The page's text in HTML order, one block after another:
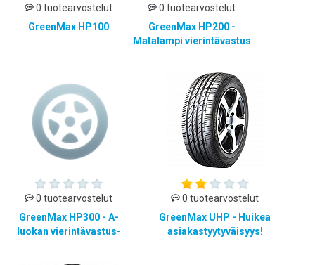
0 tuotearvostelut
GreenMax HP100
0 tuotearvostelut
GreenMax HP200 -
Matalampi vierintävastus
0 tuotearvostelut
GreenMax HP300 - A-
luokan vierintävastus-
0 tuotearvostelut
GreenMax UHP - Huikea
asiakastyytyväisyys!